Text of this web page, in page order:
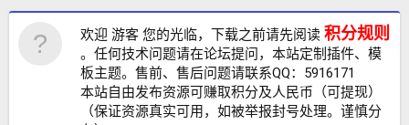
欢迎 游客 您的光临，下载之前请先阅读 积分规则
。任何技术问题请在论坛提问，本站定制插件、模
板主题。售前、售后问题请联系QQ：5916171
本站自由发布资源可赚取积分及人民币（可提现）
（保证资源真实可用，如被举报封号处理。谨慎分